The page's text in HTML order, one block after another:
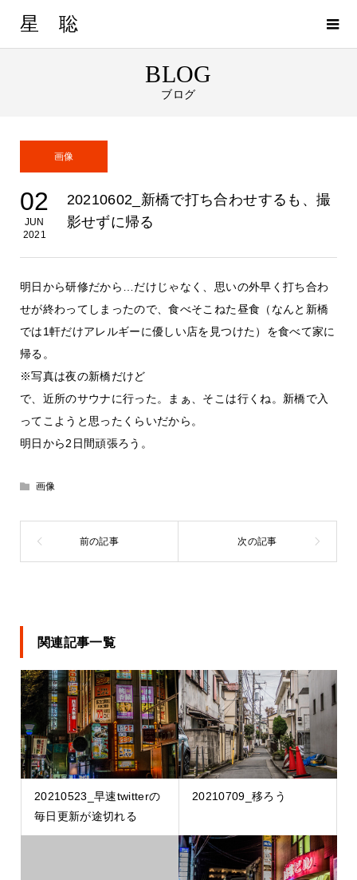
星 聡
BLOG
ブログ
画像
02
JUN
2021
20210602_新橋で打ち合わせするも、撮
影せずに帰る
明日から研修だから…だけじゃなく、思いの外早く打ち合わ
せが終わってしまったので、食べそこねた昼食（なんと新橋
では1軒だけアレルギーに優しい店を見つけた）を食べて家に
帰る。
※写真は夜の新橋だけど
で、近所のサウナに行った。まぁ、そこは行くね。新橋で入
ってこようと思ったくらいだから。
明日から2日間頑張ろう。
画像
関連記事一覧
20210523_早速twitterの
毎日更新が途切れる
20210709_移ろう